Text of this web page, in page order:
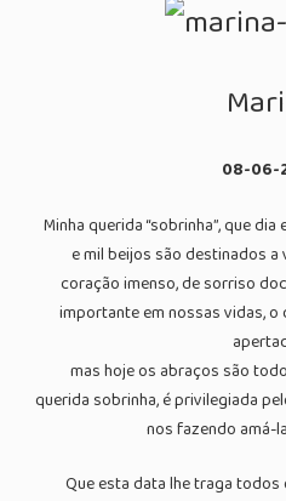
08-06-
Minha querida “sobrinha”, que
e mil beijos são destinados a
coração imenso, de sorriso
importante em nossas vidas,
mas hoje os abraços são
querida sobrinha, é privilegiada
nos fazendo amá-
Que esta data lhe traga